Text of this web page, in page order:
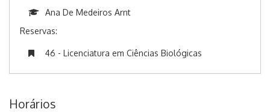
Ana De Medeiros Arnt
Reservas:
46 - Licenciatura em Ciências Biológicas
Horários